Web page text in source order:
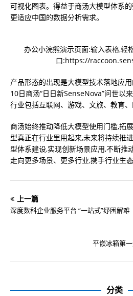
可视化图表。得益于商汤大模型体系
更适应中国的数据分析需求。
办公小浣熊演示页面:输入表格,轻
口:https://
产品形态的出现是大模型技术落地应
10日商汤“日日新SenseNova”问世以
行业包括互联网、游戏、文旅、教育、
商汤始终推动降低大模型使用门槛,拓
型真正在行业里用起来,未来将持续推
型体系建设,实现创新场景应用,不断推
走向更多场景、更多行业,携手行业生态
上一篇
深度数科企业服务平台 “一站式”纾困解难
平嵌冰箱第
分类